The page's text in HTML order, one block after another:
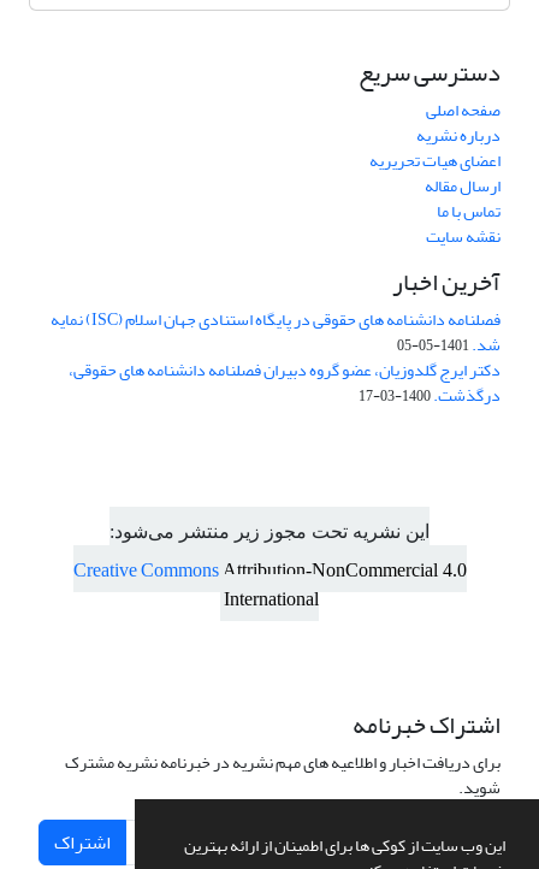
این وب سایت از کوکی ها برای اطمینان از ارائه بهترین
دسترسی سریع
صفحه اصلی
درباره نشریه
اعضای هیات تحریریه
ارسال مقاله
تماس با ما
نقشه سایت
آخرین اخبار
فصلنامه دانشنامه های حقوقی در پایگاه استنادی جهان اسلام (ISC) نمایه
شد.1401-05-05
دکتر ایرج گلدوزیان، عضو گروه دبیران فصلنامه دانشنامه های حقوقی،
درگذشت.1400-03-17
این نشریه تحت مجوز زیر منتشر می‌شود:
Creative Commons Attribution-NonCommercial 4.0
International
اشتراک خبرنامه
برای دریافت اخبار و اطلاعیه های مهم نشریه در خبرنامه نشریه مشترک
شوید.
اشتراک